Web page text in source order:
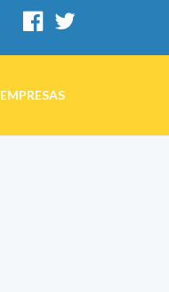
Facebook
EMPRESAS